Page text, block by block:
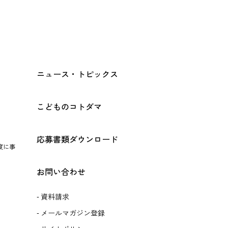
に事
ニュース・トピックス
こどものコトダマ
応募書類ダウンロード
お問い合わせ
資料請求
メールマガジン登録